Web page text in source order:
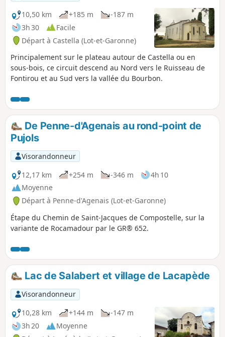
10,50 km
+185 m
-187 m
3h 30
Facile
Départ à Castella (Lot-et-Garonne)
Principalement sur le plateau autour de Castella ou en
sous-bois, ce circuit descend au Nord vers le Ruisseau de
Fontirou et au Sud vers la vallée du Bourbon.
De Penne-d'Agenais au rond-point de
Pujols
Visorandonneur
12,17 km
+254 m -346 m
4h 10
Moyenne
Départ à Penne-d'Agenais (Lot-et-Garonne)
Étape du Chemin de Saint-Jacques de Compostelle, sur la
variante de Rocamadour par le GR® 652.
Lac de Salabert et village de Lacapède
Visorandonneur
10,28 km
+144 m
-147 m
3h 20
Moyenne